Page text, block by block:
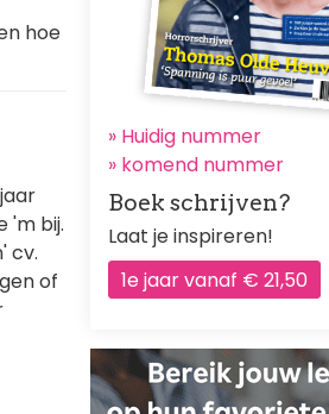
hoe
'm bij.
cv.
of
» Huidig nummer
» komend nummer
Boek schrijven?
Laat je inspireren!
1e jaar vanaf € 21,50